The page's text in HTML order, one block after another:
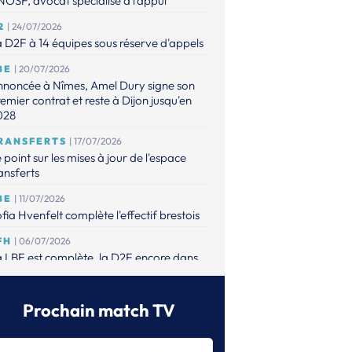
| 24/07/2026
D2F à 14 équipes sous réserve d'appels
| 20/07/2026
à Nîmes, Amel Dury signe son
contrat et reste à Dijon jusqu'en
| 17/07/2026
point sur les mises à jour de l'espace
| 11/07/2026
Hvenfelt complète l'effectif brestois
| 06/07/2026
LBE est complète, la D2F encore dans
de possibles appels
mise sur Valerie Smetkovà pour
Prochain match TV